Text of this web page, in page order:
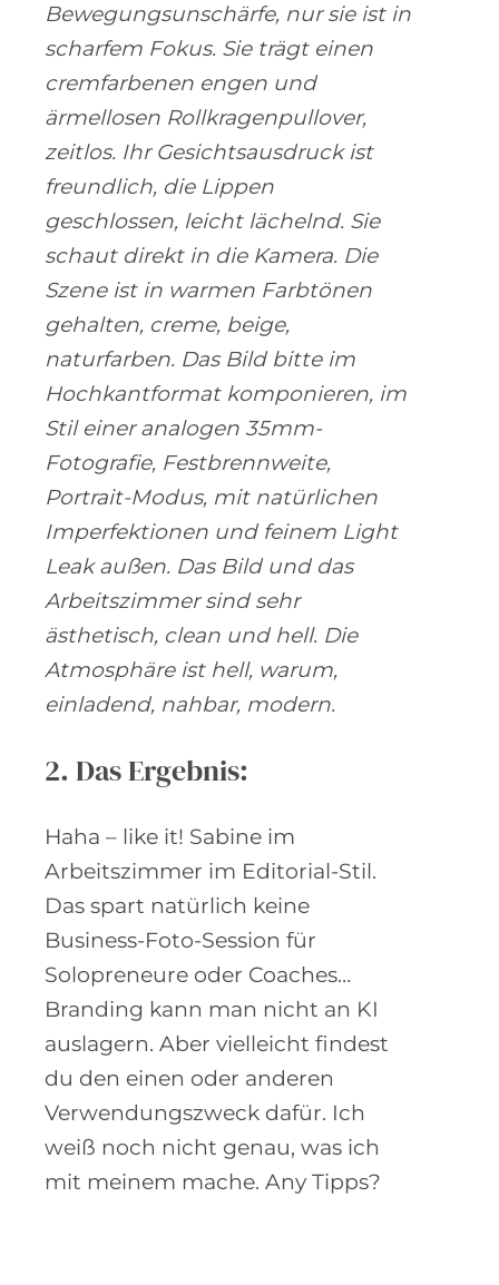
Bewegungsunschärfe, nur sie ist in
scharfem Fokus. Sie trägt einen
cremfarbenen engen und
ärmellosen Rollkragenpullover,
zeitlos. Ihr Gesichtsausdruck ist
freundlich, die Lippen
geschlossen, leicht lächelnd. Sie
schaut direkt in die Kamera. Die
Szene ist in warmen Farbtönen
gehalten, creme, beige,
naturfarben. Das Bild bitte im
Hochkantformat komponieren, im
Stil einer analogen 35mm-
Fotografie, Festbrennweite,
Portrait-Modus, mit natürlichen
Imperfektionen und feinem Light
Leak außen. Das Bild und das
Arbeitszimmer sind sehr
ästhetisch, clean und hell. Die
Atmosphäre ist hell, warum,
einladend, nahbar, modern.
2. Das Ergebnis:
Haha – like it! Sabine im
Arbeitszimmer im Editorial-Stil.
Das spart natürlich keine
Business-Foto-Session für
Solopreneure oder Coaches…
Branding kann man nicht an KI
auslagern. Aber vielleicht findest
du den einen oder anderen
Verwendungszweck dafür. Ich
weiß noch nicht genau, was ich
mit meinem mache. Any Tipps?